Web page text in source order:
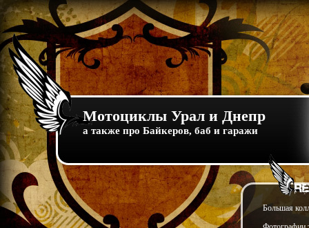
Мотоциклы Урал и Днепр
а также про Байкеров, баб и гаражи
Большая